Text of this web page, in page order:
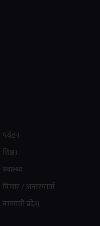
पर्यटन
शिक्षा
स्वास्थ्य
विचार / अन्तरवार्ता
बागमती प्रदेश